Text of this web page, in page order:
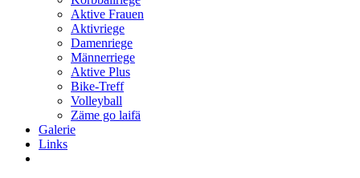
Aktive Frauen
Aktivriege
Damenriege
Männerriege
Aktive Plus
Bike-Treff
Volleyball
Zäme go laifä
Galerie
Links